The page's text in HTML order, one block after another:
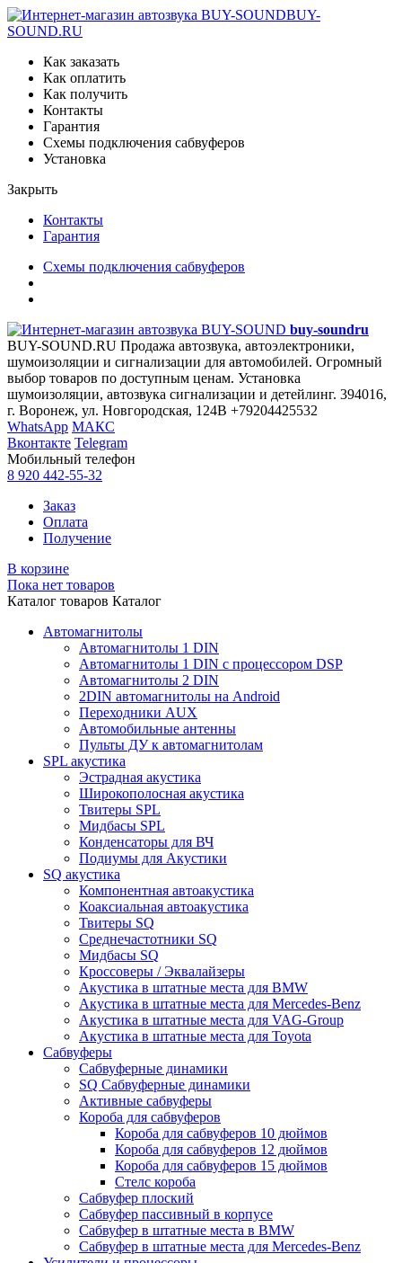
BUY-
SOUND.RU
Как заказать
Как оплатить
Как получить
Контакты
Гарантия
Схемы подключения сабвуферов
Установка
Закрыть
Контакты
Гарантия
Схемы подключения сабвуферов
buy-soundru
BUY-SOUND.RU Продажа автозвука, автоэлектроники,
шумоизоляции и сигнализации для автомобилей. Огромный
выбор товаров по доступным ценам. Установка
шумоизоляции, автозвука сигнализации и детейлинг. 394016,
г. Воронеж, ул. Новгородская, 124В +79204425532
WhatsApp МАКС
Вконтакте Telegram
Мобильный телефон
8 920 442-55-32
Заказ
Оплата
Получение
В корзине
Пока нет товаров
Каталог товаров Каталог
Автомагнитолы
Автомагнитолы 1 DIN
Автомагнитолы 1 DIN с процессором DSP
Автомагнитолы 2 DIN
2DIN автомагнитолы на Android
Переходники AUX
Автомобильные антенны
Пульты ДУ к автомагнитолам
SPL акустика
Эстрадная акустика
Широкополосная акустика
Твитеры SPL
Мидбасы SPL
Конденсаторы для ВЧ
Подиумы для Акустики
SQ акустика
Компонентная автоакустика
Коаксиальная автоакустика
Твитеры SQ
Среднечастотники SQ
Мидбасы SQ
Кроссоверы / Эквалайзеры
Акустика в штатные места для BMW
Акустика в штатные места для Mercedes-Benz
Акустика в штатные места для VAG-Group
Акустика в штатные места для Toyota
Сабвуферы
Сабвуферные динамики
SQ Сабвуферные динамики
Активные сабвуферы
Короба для сабвуферов
Короба для сабвуферов 10 дюймов
Короба для сабвуферов 12 дюймов
Короба для сабвуферов 15 дюймов
Стелс короба
Cабвуфер плоский
Сабвуфер пассивный в корпусе
Сабвуфер в штатные места в BMW
Сабвуфер в штатные места для Mercedes-Benz